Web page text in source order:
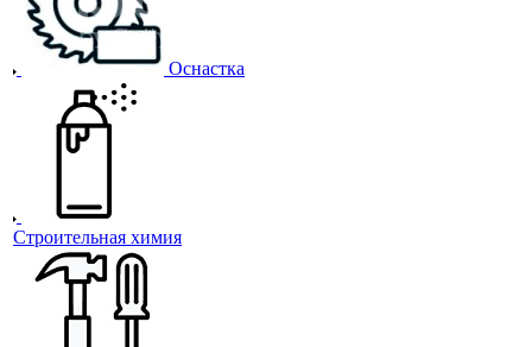
Оснастка
Строительная химия